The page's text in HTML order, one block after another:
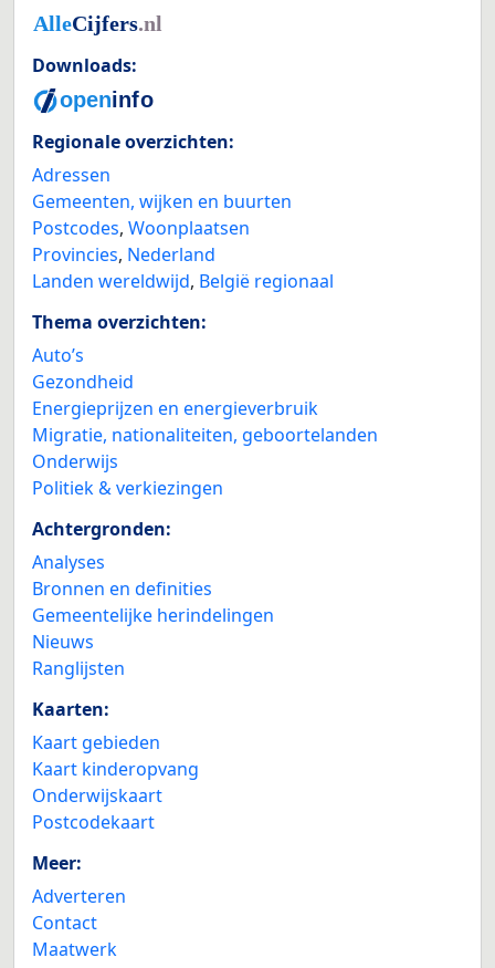
Downloads:
Regionale overzichten:
Adressen
Gemeenten, wijken en buurten
Postcodes, Woonplaatsen
Provincies, Nederland
Landen wereldwijd, België regionaal
Thema overzichten:
Auto’s
Gezondheid
Energieprijzen en energieverbruik
Migratie, nationaliteiten, geboortelanden
Onderwijs
Politiek & verkiezingen
Achtergronden:
Analyses
Bronnen en definities
Gemeentelijke herindelingen
Nieuws
Ranglijsten
Kaarten:
Kaart gebieden
Kaart kinderopvang
Onderwijskaart
Postcodekaart
Meer:
Adverteren
Contact
Maatwerk